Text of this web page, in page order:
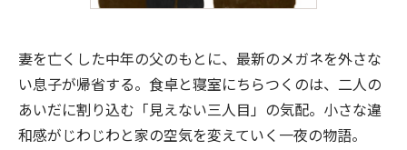
妻を亡くした中年の父のもとに、最新のメガネを外さな
い息子が帰省する。食卓と寝室にちらつくのは、二人の
あいだに割り込む「見えない三人目」の気配。小さな違
和感がじわじわと家の空気を変えていく一夜の物語。